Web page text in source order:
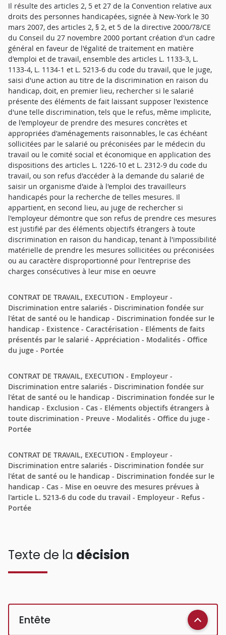
Il résulte des articles 2, 5 et 27 de la Convention relative aux
droits des personnes handicapées, signée à New-York le 30
mars 2007, des articles 2, § 2, et 5 de la directive 2000/78/CE
du Conseil du 27 novembre 2000 portant création d'un cadre
général en faveur de l'égalité de traitement en matière
d'emploi et de travail, ensemble des articles L. 1133-3, L.
1133-4, L. 1134-1 et L. 5213-6 du code du travail, que le juge,
saisi d'une action au titre de la discrimination en raison du
handicap, doit, en premier lieu, rechercher si le salarié
présente des éléments de fait laissant supposer l'existence
d'une telle discrimination, tels que le refus, même implicite,
de l'employeur de prendre des mesures concrètes et
appropriées d'aménagements raisonnables, le cas échéant
sollicitées par le salarié ou préconisées par le médecin du
travail ou le comité social et économique en application des
dispositions des articles L. 1226-10 et L. 2312-9 du code du
travail, ou son refus d'accéder à la demande du salarié de
saisir un organisme d'aide à l'emploi des travailleurs
handicapés pour la recherche de telles mesures. Il
appartient, en second lieu, au juge de rechercher si
l'employeur démontre que son refus de prendre ces mesures
est justifié par des éléments objectifs étrangers à toute
discrimination en raison du handicap, tenant à l'impossibilité
matérielle de prendre les mesures sollicitées ou préconisées
ou au caractère disproportionné pour l'entreprise des
charges consécutives à leur mise en oeuvre
CONTRAT DE TRAVAIL, EXECUTION - Employeur -
Discrimination entre salariés - Discrimination fondée sur
l'état de santé ou le handicap - Discrimination fondée sur le
handicap - Existence - Caractérisation - Eléments de faits
présentés par le salarié - Appréciation - Modalités - Office
du juge - Portée
CONTRAT DE TRAVAIL, EXECUTION - Employeur -
Discrimination entre salariés - Discrimination fondée sur
l'état de santé ou le handicap - Discrimination fondée sur le
handicap - Exclusion - Cas - Eléments objectifs étrangers à
toute discrimination - Preuve - Modalités - Office du juge -
Portée
CONTRAT DE TRAVAIL, EXECUTION - Employeur -
Discrimination entre salariés - Discrimination fondée sur
l'état de santé ou le handicap - Discrimination fondée sur le
handicap - Cas - Mise en oeuvre des mesures prévues à
l'article L. 5213-6 du code du travail - Employeur - Refus -
Portée
Texte de la décision
Entête